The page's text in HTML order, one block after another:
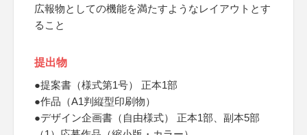
広報物としての機能を満たすようなレイアウトとす
ること
提出物
●提案書（様式第1号） 正本1部
●作品（A1判縦型印刷物）
●デザイン企画書（自由様式） 正本1部、副本5部